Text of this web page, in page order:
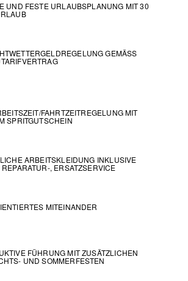
UND FESTE URLAUBSPLANUNG MIT 30
GEMÄSS R
FAHRTZEITREGELUNG MIT
SPRITGUTSCHEIN
ARBEITSKLEIDUNG INKLUSIVE
, ERSATZSERVICE
MITEINANDER
FÜHRUNG MIT ZUSÄTZLICHEN
UND SOMMERFESTEN